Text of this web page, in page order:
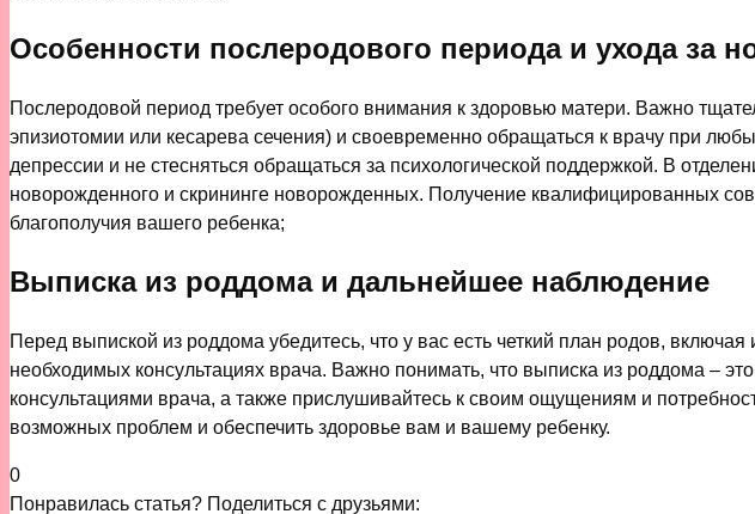
Особенности послеродового периода и ухода за
Послеродовой период требует особого внимания к здоровью матери. Важно
эпизиотомии или кесарева сечения) и своевременно обращаться к врачу при
депрессии и не стесняться обращаться за психологической поддержкой. В
новорожденного и скрининге новорожденных. Получение квалифицированных
благополучия вашего ребенка;
Выписка из роддома и дальнейшее наблюдение
Перед выпиской из роддома убедитесь, что у вас есть четкий план родов,
необходимых консультациях врача. Важно понимать, что выписка из роддома –
консультациями врача, а также прислушивайтесь к своим ощущениям и
возможных проблем и обеспечить здоровье вам и вашему ребенку.
0
Понравилась статья? Поделиться с друзьями: